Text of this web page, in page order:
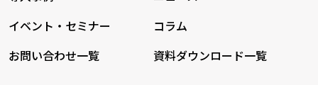
イベント・セミナー
コラム
お問い合わせ一覧
資料ダウンロード一覧